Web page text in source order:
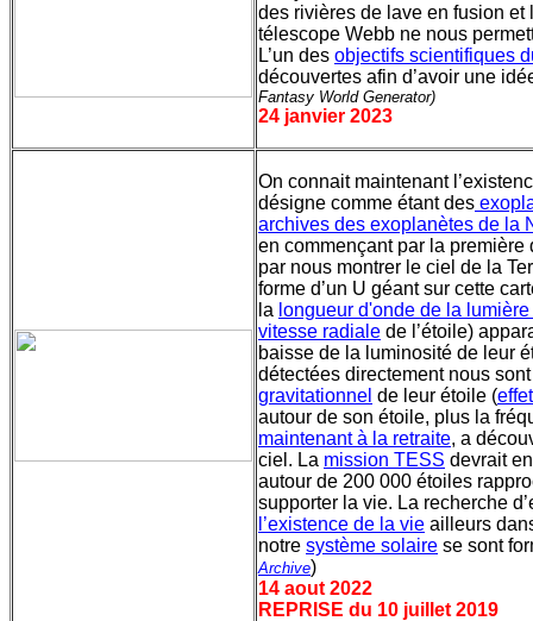
des rivières de lave en fusion
télescope Webb ne nous
L’un des objectifs scientifiques
découvertes afin d’avoir une
Fantasy World Generator)
24 janvier 2023
On connait maintenant
désigne comme étant des
archives des exoplanètes de la
en commençant par la
par nous montrer le ciel de la
forme d’un U géant sur cette
la longueur d'onde de la
vitesse radiale de l’étoile)
baisse de la luminosité de leur
détectées directement nous
gravitationnel de leur étoile (
autour de son étoile, plus la
maintenant à la retraite, a
ciel. La mission TESS devrait
autour de 200 000 étoiles
supporter la vie. La recherche
l’existence de la vie ailleurs
notre système solaire se sont
Archive)
14 aout 2022
REPRISE du 10 juillet 2019